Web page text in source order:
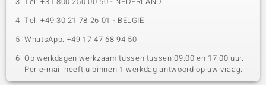
Tel: +49 30 21 78 26 01 - BELGIË
WhatsApp: +49 17 47 68 94 50
Op werkdagen werkzaam tussen tussen 09:00 en 17:00 uur.
Per e-mail heeft u binnen 1 werkdag antwoord op uw vraag.